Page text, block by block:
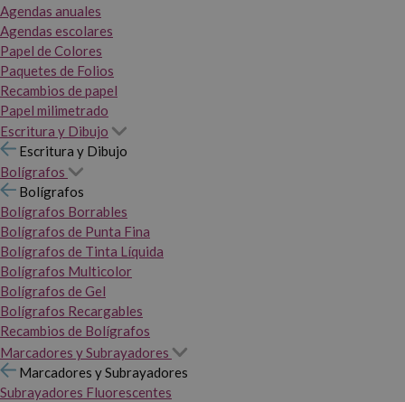
Agendas anuales
Agendas escolares
Papel de Colores
Paquetes de Folios
Recambios de papel
Papel milimetrado
Escritura y Dibujo
Escritura y Dibujo
Bolígrafos
Bolígrafos
Bolígrafos Borrables
Bolígrafos de Punta Fina
Bolígrafos de Tinta Líquida
Bolígrafos Multicolor
Bolígrafos de Gel
Bolígrafos Recargables
Recambios de Bolígrafos
Marcadores y Subrayadores
Marcadores y Subrayadores
Subrayadores Fluorescentes